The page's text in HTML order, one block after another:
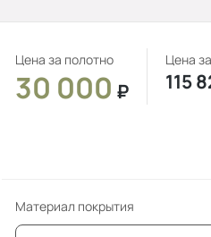
Цена за полотно
30 000 ₽
Цена
115
Материал покрытия